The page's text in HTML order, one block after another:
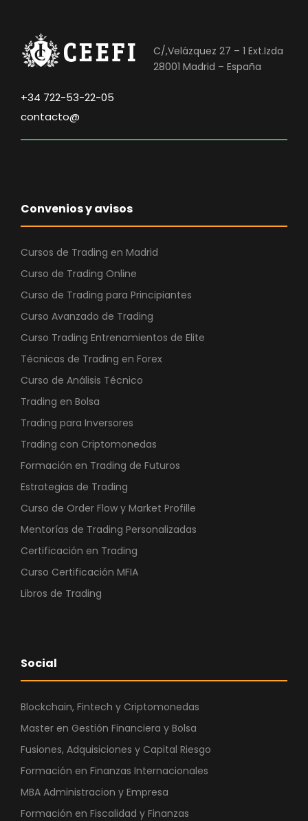
C/,Velázquez 27 – 1 Ext.Izda
28001 Madrid – España
+34 722-53-22-05
contacto@
Convenios y avisos
Cursos de Trading en Madrid
Curso de Trading Online
Curso de Trading para Principiantes
Curso Avanzado de Trading
Curso Trading Entrenamientos de Elite
Técnicas de Trading en Forex
Curso de Análisis Técnico
Trading en Bolsa
Trading para Inversores
Trading con Criptomonedas
Formación en Trading de Futuros
Estrategias de Trading
Curso de Order Flow y Market Profille
Mentorías de Trading Personalizadas
Certificación en Trading
Curso Certificación MFIA
Libros de Trading
Social
Blockchain, Fintech y Criptomonedas
Master en Gestión Financiera y Bolsa
Fusiones, Adquisiciones y Capital Riesgo
Formación en Finanzas Internacionales
MBA Administracion y Empresa
Formación en Fiscalidad y Finanzas